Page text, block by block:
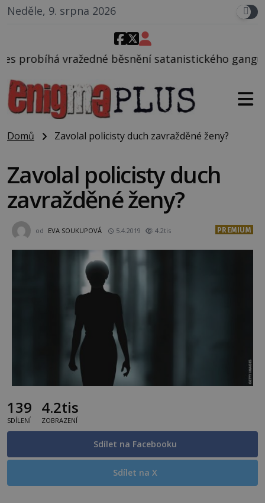
Neděle, 9. srpna 2026
satanistického gangu vedeného Charlesem
Domů Zavolal policisty duch zavražděné ženy?
Zavolal policisty duch
zavražděné ženy?
od EVA SOUKUPOVÁ 5.4.2019 4.2tis PREMIUM
139
SDÍLENÍ
4.2tis
ZOBRAZENÍ
Sdílet na Facebooku
Sdílet na X